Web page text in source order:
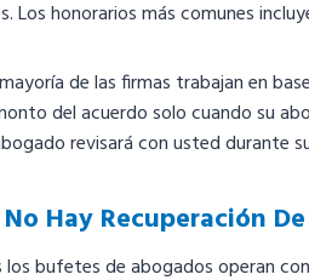
Los honorarios más comunes
de las firmas trabajan en
del acuerdo solo cuando su
revisará con usted durante
Hay Recuperación
bufetes de abogados operan